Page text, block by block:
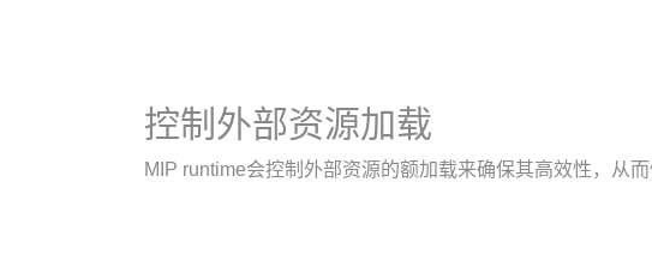
控制外部资源加载
MIP runtime会控制外部资源的额加载来确保其高效性，从